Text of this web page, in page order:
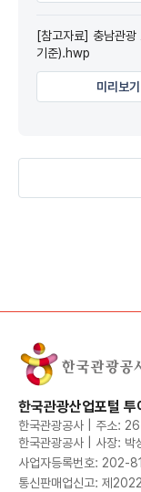
[참고자료] 충남관
기준).hwp
미리보기
한국관광산업포털 투
한국관광공사 | 주소:
한국관광공사 | 사장: 박
사업자등록번호: 202-
통신판매업신고: 제